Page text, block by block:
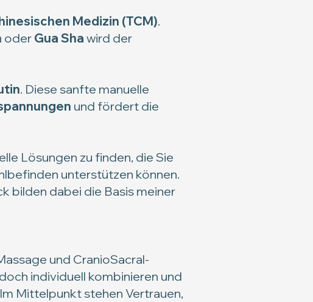
Medizin (TCM).
oder Gua Sha wird der
. Diese sanfte manuelle
und fördert die
Lösungen zu finden, die Sie
unterstützen können.
bilden dabei die Basis meiner
und CranioSacral-
individuell kombinieren und
Mittelpunkt stehen Vertrauen,